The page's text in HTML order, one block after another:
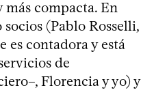
compacta. En
(Pablo Rosselli,
es contadora y está
de
Florencia y yo) y